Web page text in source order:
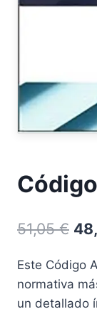
51,05€ El
Este Código
normativa
un detallado